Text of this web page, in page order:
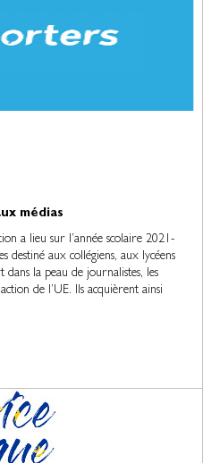
médias
a lieu sur l’année scolaire 2021-
destiné aux collégiens, aux lycéens
dans la peau de journalistes, les
de l’UE. Ils acquièrent ainsi